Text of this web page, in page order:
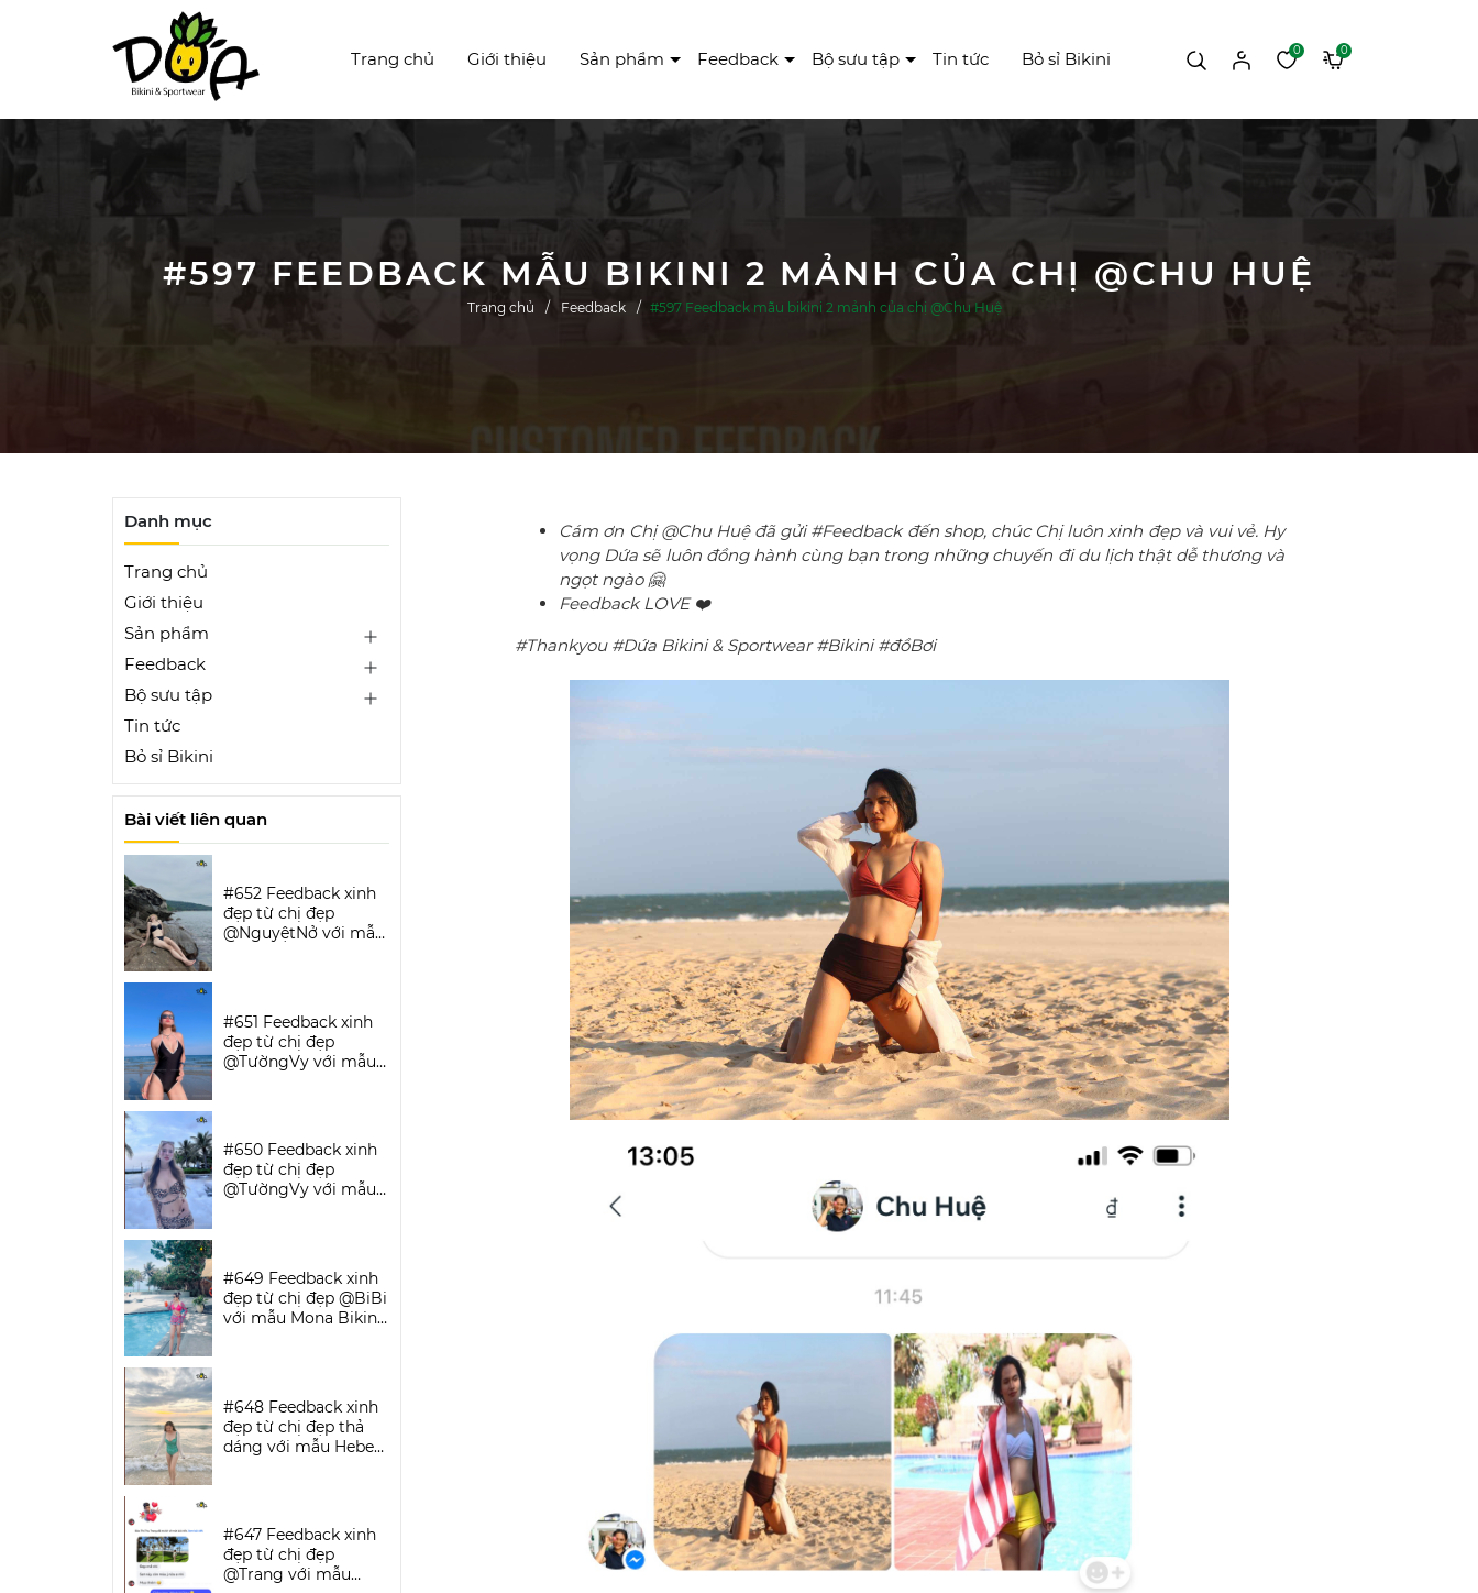
Trang chủ Giới thiệu Sản phẩm Feedback Bộ sưu tập Tin tức Bỏ sỉ Bikini 0 0
#597 FEEDBACK MẪU BIKINI 2 MẢNH CỦA CHỊ @CHU HUỆ
Trang chủ Feedback #597 Feedback mẫu bikini 2 mảnh của chị @Chu Huệ
Cám ơn Chị @Chu Huệ đã gửi #Feedback đến shop, chúc Chị luôn xinh đẹp và vui vẻ. Hy
vọng Dứa sẽ luôn đồng hành cùng bạn trong những chuyến đi du lịch thật dễ thương và
ngọt ngào 🤗
Feedback LOVE ❤️
#Thankyou #Dứa Bikini & Sportwear #Bikini #đồBơi
Danh mục
Trang chủ
Giới thiệu
Sản phẩm
Feedback
Bộ sưu tập
Tin tức
Bỏ sỉ Bikini
Bài viết liên quan
#652 Feedback xinh
đẹp từ chị đẹp
@NguyệtNở với mẫu
#651 Feedback xinh
đẹp từ chị đẹp
@TườngVy với mẫu
#650 Feedback xinh
đẹp từ chị đẹp
@TườngVy với mẫu
#649 Feedback xinh
đẹp từ chị đẹp @BiBi
với mẫu Mona Bikini
#648 Feedback xinh
đẹp từ chị đẹp thả
dáng với mẫu Hebe
#647 Feedback xinh
đẹp từ chị đẹp
@Trang với mẫu